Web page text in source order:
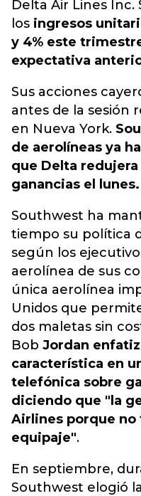
Delta Air Lines
los ingresos
y 4% este
expectativa
Sus acciones
antes de la sesión
en Nueva York.
de aerolíneas ya
que Delta
ganancias el lunes.
Southwest ha
tiempo su política
según los
aerolínea de sus
única aerolínea
Unidos que
dos maletas sin
Bob Jordan
característica en
telefónica sobre
diciendo que "la
Airlines porque no
equipaje".
En septiembre,
Southwest elogió